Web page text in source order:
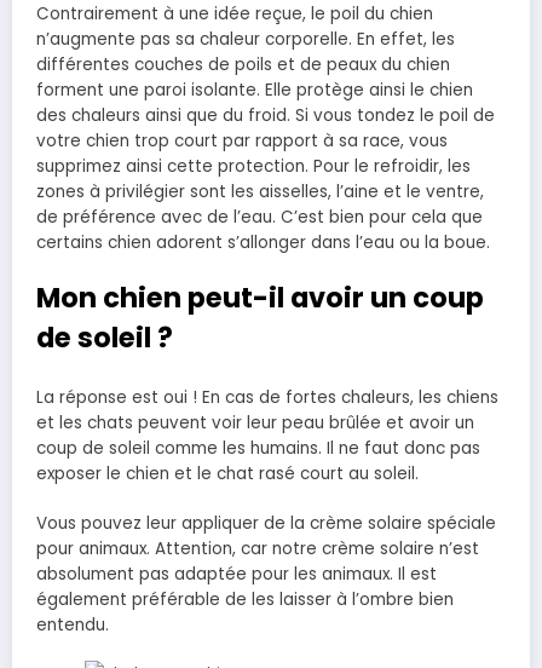
Contrairement à une idée reçue, le poil du chien
n’augmente pas sa chaleur corporelle. En effet, les
différentes couches de poils et de peaux du chien
forment une paroi isolante. Elle protège ainsi le chien
des chaleurs ainsi que du froid. Si vous tondez le poil de
votre chien trop court par rapport à sa race, vous
supprimez ainsi cette protection. Pour le refroidir, les
zones à privilégier sont les aisselles, l’aine et le ventre,
de préférence avec de l’eau. C’est bien pour cela que
certains chien adorent s’allonger dans l’eau ou la boue.
Mon chien peut-il avoir un coup
de soleil ?
La réponse est oui ! En cas de fortes chaleurs, les chiens
et les chats peuvent voir leur peau brûlée et avoir un
coup de soleil comme les humains. Il ne faut donc pas
exposer le chien et le chat rasé court au soleil.
Vous pouvez leur appliquer de la crème solaire spéciale
pour animaux. Attention, car notre crème solaire n’est
absolument pas adaptée pour les animaux. Il est
également préférable de les laisser à l’ombre bien
entendu.